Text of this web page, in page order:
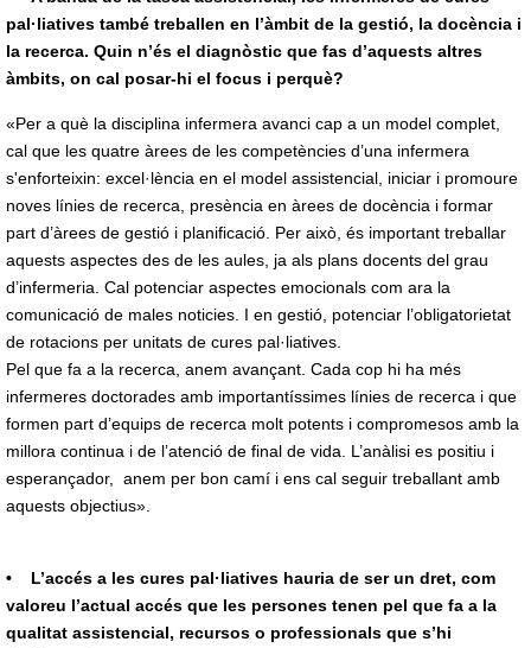
pal·liatives també treballen en l’àmbit de la gestió, la docència i
la recerca. Quin n’és el diagnòstic que fas d’aquests altres
àmbits, on cal posar-hi el focus i perquè?
«Per a què la disciplina infermera avanci cap a un model complet,
cal que les quatre àrees de les competències d’una infermera
s'enforteixin: excel·lència en el model assistencial, iniciar i promoure
noves línies de recerca, presència en àrees de docència i formar
part d’àrees de gestió i planificació. Per això, és important treballar
aquests aspectes des de les aules, ja als plans docents del grau
d’infermeria. Cal potenciar aspectes emocionals com ara la
comunicació de males noticies. I en gestió, potenciar l’obligatorietat
de rotacions per unitats de cures pal·liatives.
Pel que fa a la recerca, anem avançant. Cada cop hi ha més
infermeres doctorades amb importantíssimes línies de recerca i que
formen part d’equips de recerca molt potents i compromesos amb la
millora continua i de l’atenció de final de vida. L’anàlisi es positiu i
esperançador, anem per bon camí i ens cal seguir treballant amb
aquests objectius».
• L’accés a les cures pal·liatives hauria de ser un dret, com
valoreu l’actual accés que les persones tenen pel que fa a la
qualitat assistencial, recursos o professionals que s’hi